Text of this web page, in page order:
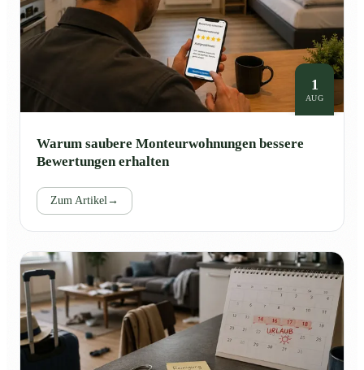
1
AUG
Warum saubere Monteurwohnungen bessere
Bewertungen erhalten
Zum Artikel→